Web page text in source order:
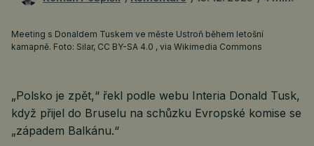
Meeting s Donaldem Tuskem ve měste Ustroň během letošní
kamapně. Foto: Silar, CC BY-SA 4.0 , via Wikimedia Commons
„Polsko je zpět,“ řekl podle webu Interia Donald Tusk,
když přijel do Bruselu na schůzku Evropské komise se
„západem Balkánu.“